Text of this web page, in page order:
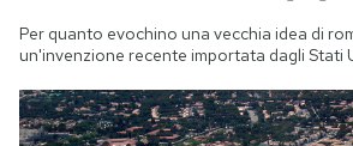
Per quanto evochino una vecchia idea di
un'invenzione recente importata dagli Stati